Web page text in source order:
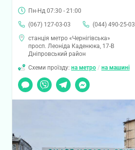
Пн-Нд 07:30 - 21:00
(067) 127-03-03
(044) 490-25-03
станція метро «Чернігівська»
просп. Леоніда Каденюка, 17-В
Дніпровський район
Схеми проїзду: на метро / на машині
Чат
Viber TelegramMessenger